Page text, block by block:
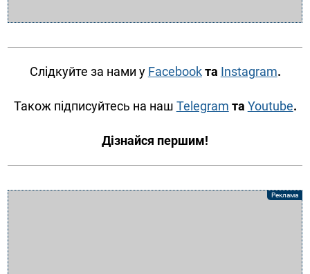
Слідкуйте за нами у Facebookта Instagram.
Також підписуйтесь на наш Telegram та Youtube.
Дізнайся першим!